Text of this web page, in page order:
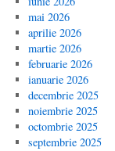
mai 2026
aprilie 2026
martie 2026
februarie 2026
ianuarie 2026
decembrie 2025
noiembrie 2025
octombrie 2025
septembrie 2025